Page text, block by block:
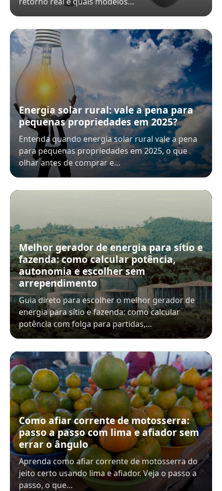
Energia solar rural: vale a pena para
pequenas propriedades em 2025?
Entenda quando energia solar rural vale a pena
para pequenas propriedades em 2025, o que
olhar antes de comprar e…
Melhor gerador de energia para sítio e
fazenda: como calcular potência,
autonomia e escolher sem
arrependimento
Guia direto para escolher o melhor gerador de
energia para sítio e fazenda: como calcular
potência com folga para partidas,…
Como afiar corrente de motosserra:
passo a passo com lima e afiador sem
errar o ângulo
Aprenda como afiar corrente de motosserra do
jeito certo usando lima e afiador. Veja o passo a
passo, o que…